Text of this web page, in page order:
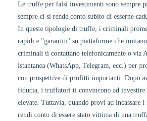
Le truffe per falsi investimenti sono sempre
sempre ci si rende conto subito di esserne
In queste tipologie di truffe, i criminali
rapidi e "garantiti" su piattaforme che
criminali ti contattano telefonicamente o via
istantanea (WhatsApp, Telegram, ecc.) per
con prospettive di profitti importanti. Dopo
fiducia, i truffatori ti convincono ad investire
elevate. Tuttavia, quando provi ad incassare
rendi conto di essere stato vittima di una